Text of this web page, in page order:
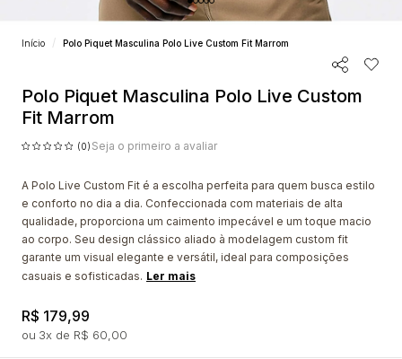
Início Polo Piquet Masculina Polo Live Custom Fit Marrom
Polo Piquet Masculina Polo Live Custom
Fit Marrom
(0) Seja o primeiro a avaliar
A Polo Live Custom Fit é a escolha perfeita para quem busca estilo
e conforto no dia a dia. Confeccionada com materiais de alta
qualidade, proporciona um caimento impecável e um toque macio
ao corpo. Seu design clássico aliado à modelagem custom fit
garante um visual elegante e versátil, ideal para composições
casuais e sofisticadas. Ler mais
R$ 179,99
3x R$ 60,00